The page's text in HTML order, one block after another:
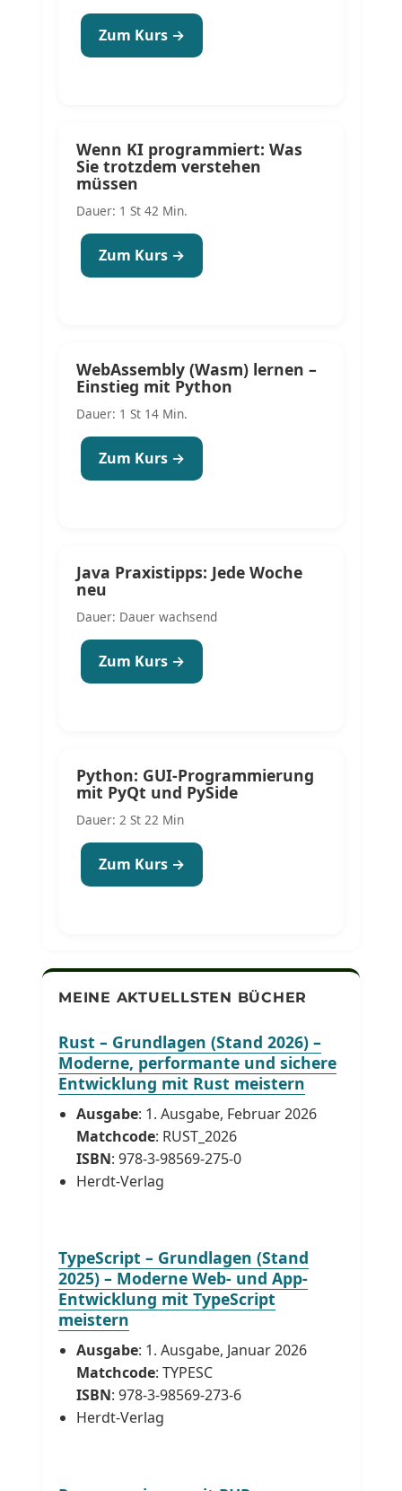
Zum Kurs →
Wenn KI programmiert: Was
Sie trotzdem verstehen
müssen
Dauer: 1 St 42 Min.
Zum Kurs →
WebAssembly (Wasm) lernen –
Einstieg mit Python
Dauer: 1 St 14 Min.
Zum Kurs →
Java Praxistipps: Jede Woche
neu
Dauer: Dauer wachsend
Zum Kurs →
Python: GUI-Programmierung
mit PyQt und PySide
Dauer: 2 St 22 Min
Zum Kurs →
MEINE AKTUELLSTEN BÜCHER
Rust – Grundlagen (Stand 2026) –
Moderne, performante und sichere
Entwicklung mit Rust meistern
Ausgabe: 1. Ausgabe, Februar 2026
Matchcode: RUST_2026
ISBN: 978-3-98569-275-0
Herdt-Verlag
TypeScript – Grundlagen (Stand
2025) – Moderne Web- und App-
Entwicklung mit TypeScript
meistern
Ausgabe: 1. Ausgabe, Januar 2026
Matchcode: TYPESC
ISBN: 978-3-98569-273-6
Herdt-Verlag